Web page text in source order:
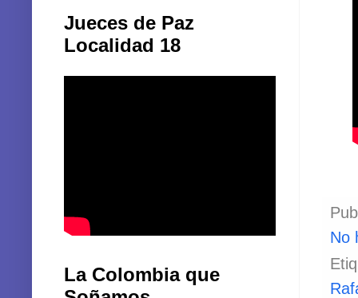
Jueces de Paz
Localidad 18
La Colombia que
Soñamos